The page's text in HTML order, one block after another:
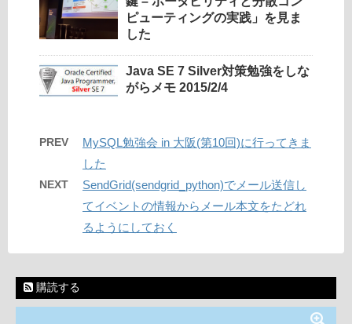
ピューティングの実践」を見ま
した
Java SE 7 Silver対策勉強をしな
がらメモ 2015/2/4
PREV
MySQL勉強会 in 大阪(第10回)に行ってきま
した
NEXT
SendGrid(sendgrid_python)でメール送信し
てイベントの情報からメール本文をたどれ
るようにしておく
購読する